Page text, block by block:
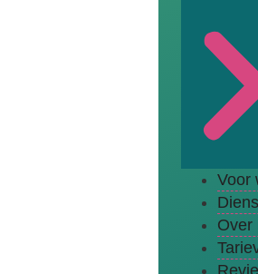
Voor
Over